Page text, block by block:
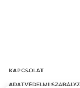
KAPCSOLAT
ADATVÉDELMI